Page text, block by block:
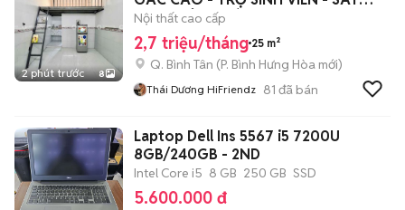
2 phút trước 8
AEON TÂN PHÚ
Nội thất cao cấp
2,7 triệu/tháng 25 m²
Q. Bình Tân (P. Bình Hưng Hòa mới)
Thái Dương HiFriendz 81 đã bán
Laptop Dell Ins 5567 i5 7200U
8GB/240GB - 2ND
Intel Core i5 8 GB 250 GB SSD
5.600.000 đ